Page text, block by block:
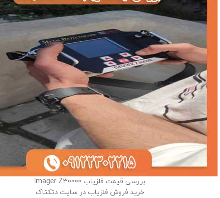
بررسی قیمت فلزیاب Imager Z30000
خرید فروش فلزیاب در سایت دتکتاک